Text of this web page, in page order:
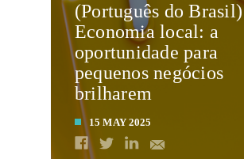
(Português do Brasil)
Economia local: a
oportunidade para
pequenos negócios
brilharem
15 MAY 2025